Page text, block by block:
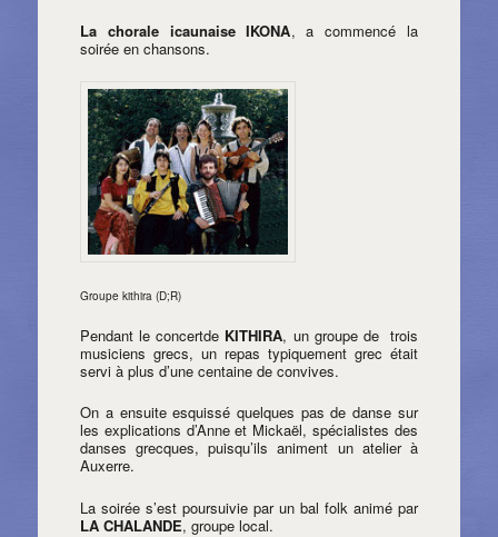
La chorale icaunaise IKONA, a commencé la
soirée en chansons.
Groupe kithira (D;R)
Pendant le concertde KITHIRA, un groupe de trois
musiciens grecs, un repas typiquement grec était
servi à plus d’une centaine de convives.
On a ensuite esquissé quelques pas de danse sur
les explications d’Anne et Mickaël, spécialistes des
danses grecques, puisqu’ils animent un atelier à
Auxerre.
La soirée s’est poursuivie par un bal folk animé par
LA CHALANDE, groupe local.